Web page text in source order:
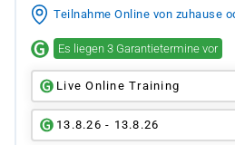
Teilnahme Online von zuhause
Es liegen 3 Garantietermine vor
Live Online Training
13.8.26 - 13.8.26